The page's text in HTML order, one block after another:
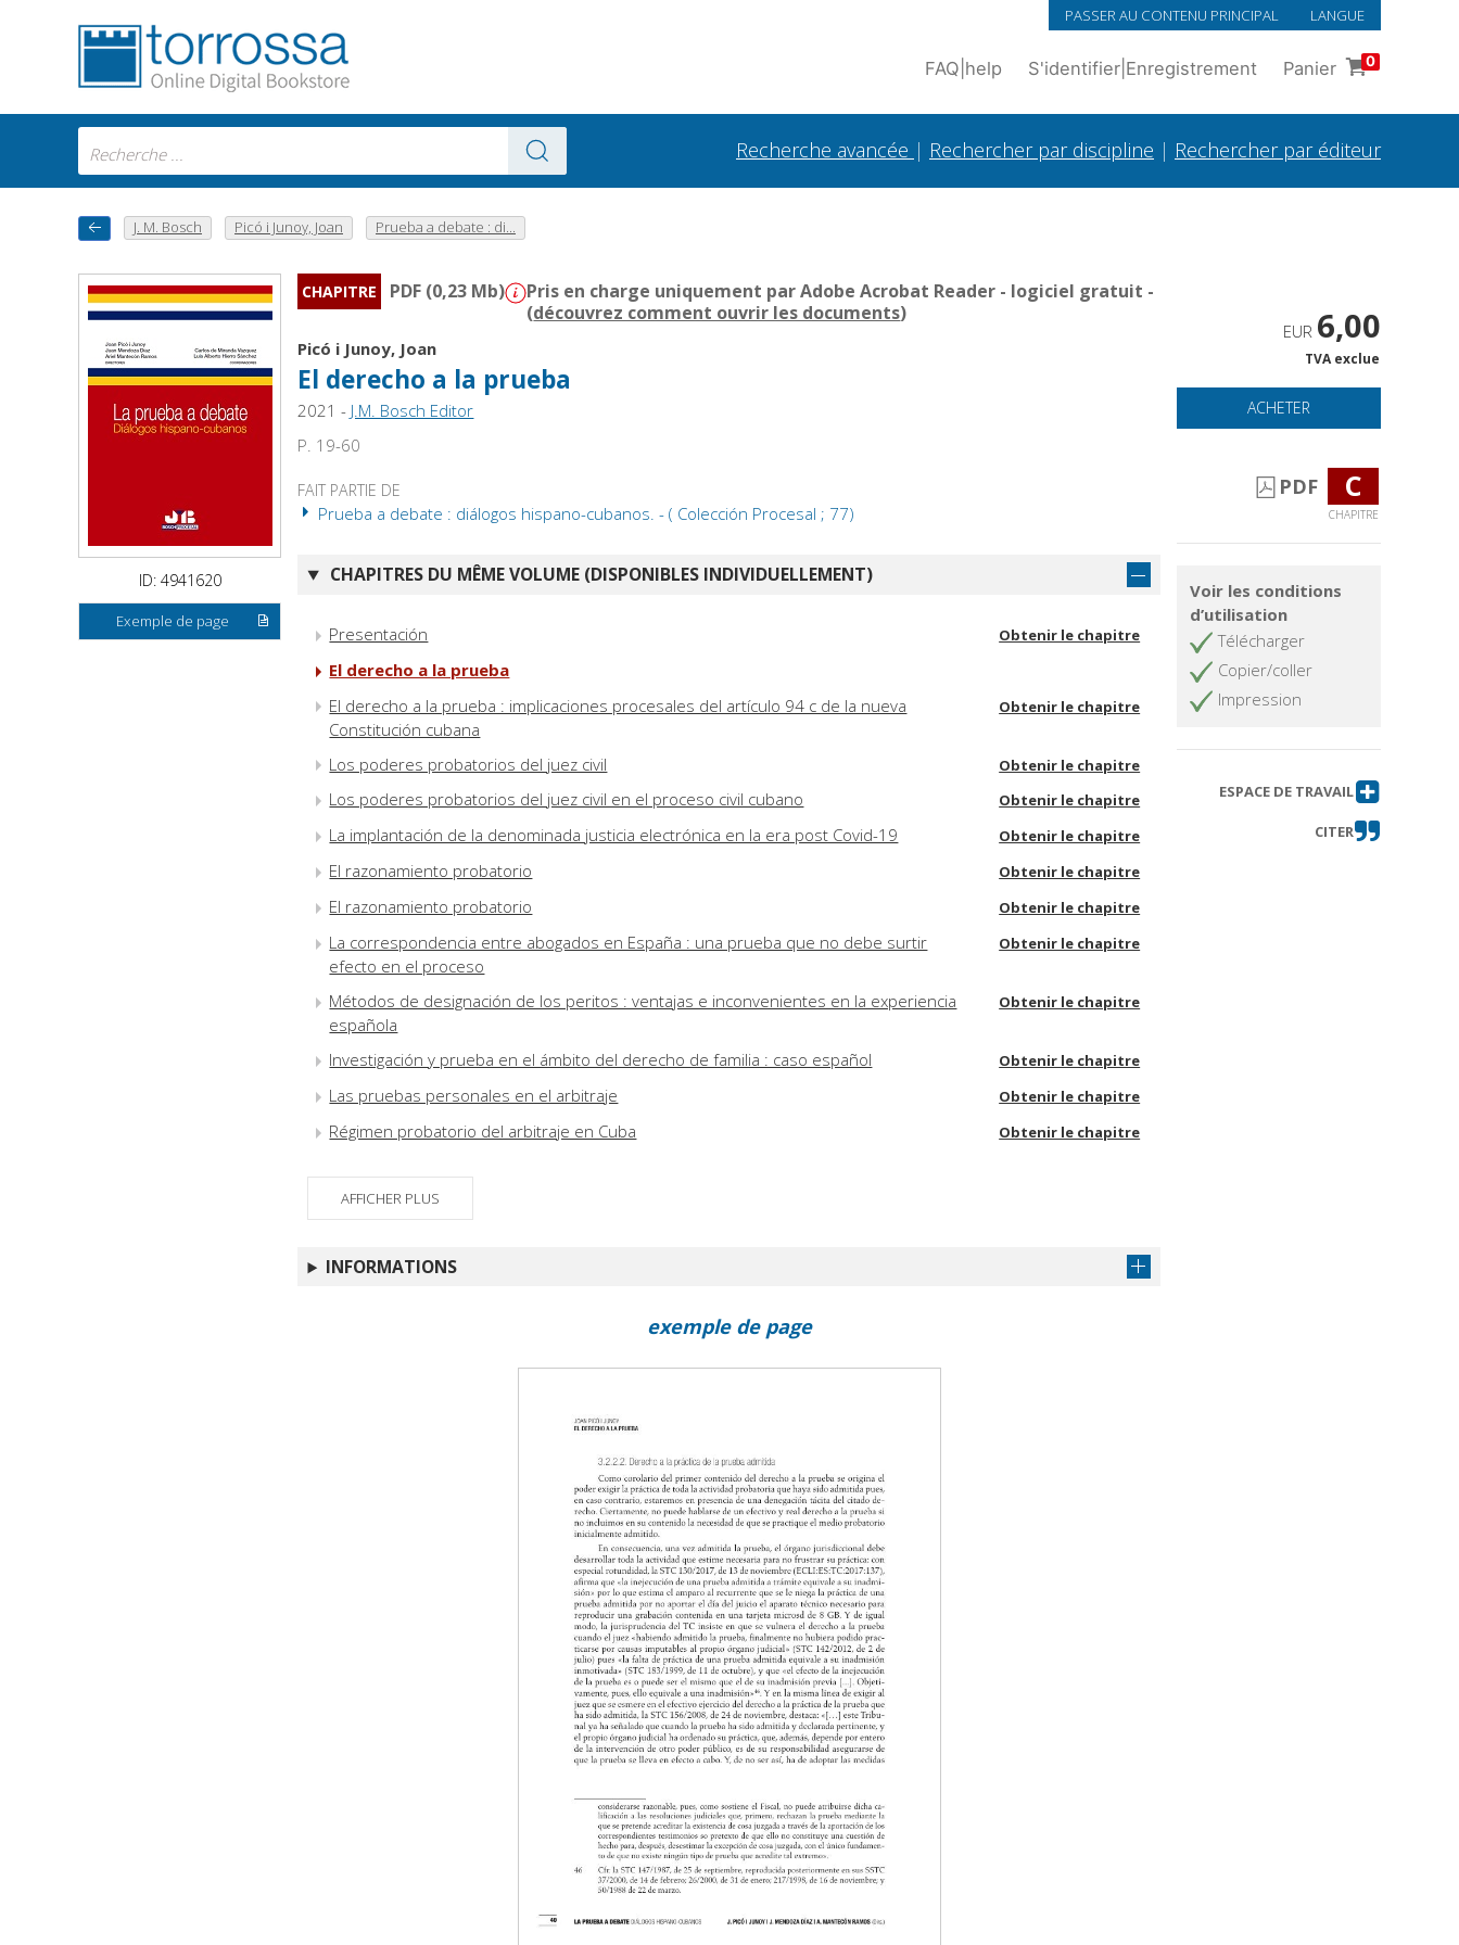
PASSER AU CONTENU PRINCIPAL LANGUE
FAQ help S'identifier Enregistrement Panier 0
Recherche avancée | Rechercher par discipline | Rechercher par éditeur
J. M. Bosch Picó i Junoy, Joan Prueba a debate : di...
ID: 4941620
Exemple de page
CHAPITRE PDF (0,23 Mb)
Pris en charge uniquement par Adobe Acrobat Reader - logiciel gratuit -
(découvrez comment ouvrir les documents)
Picó i Junoy, Joan
El derecho a la prueba
2021 - J.M. Bosch Editor
P. 19-60
FAIT PARTIE DE
Prueba a debate : diálogos hispano-cubanos. - ( Colección Procesal ; 77)
CHAPITRES DU MÊME VOLUME (DISPONIBLES INDIVIDUELLEMENT)
Presentación Obtenir le chapitre
El derecho a la prueba
El derecho a la prueba : implicaciones procesales del artículo 94 c de la nueva
Constitución cubana
Obtenir le chapitre
Los poderes probatorios del juez civil Obtenir le chapitre
Los poderes probatorios del juez civil en el proceso civil cubano Obtenir le chapitre
La implantación de la denominada justicia electrónica en la era post Covid-19 Obtenir le chapitre
El razonamiento probatorio Obtenir le chapitre
El razonamiento probatorio Obtenir le chapitre
La correspondencia entre abogados en España : una prueba que no debe surtir
efecto en el proceso
Obtenir le chapitre
Métodos de designación de los peritos : ventajas e inconvenientes en la experiencia
española
Obtenir le chapitre
Investigación y prueba en el ámbito del derecho de familia : caso español Obtenir le chapitre
Las pruebas personales en el arbitraje Obtenir le chapitre
Régimen probatorio del arbitraje en Cuba Obtenir le chapitre
AFFICHER PLUS
INFORMATIONS
EUR 6,00
TVA exclue
ACHETER
PDF C
CHAPITRE
Voir les conditions
d’utilisation
Télécharger
Copier/coller
Impression
ESPACE DE TRAVAIL
CITER
exemple de page